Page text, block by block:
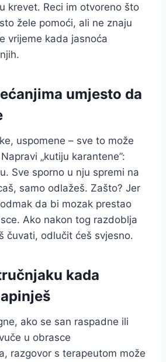
krevet. Reci im otvoreno što
žele pomoći, ali ne znaju
vrijeme kada jasnoća
umjesto da
uspomene – sve to može
„kutiju karantene”:
Sve sporno u nju spremi na
samo odlažeš. Zašto? Jer
da bi mozak prestao
Ako nakon tog razdoblja
čuvati, odlučit ćeš svjesno.
kada
ako se san raspadne ili
u obrasce
razgovor s terapeutom može